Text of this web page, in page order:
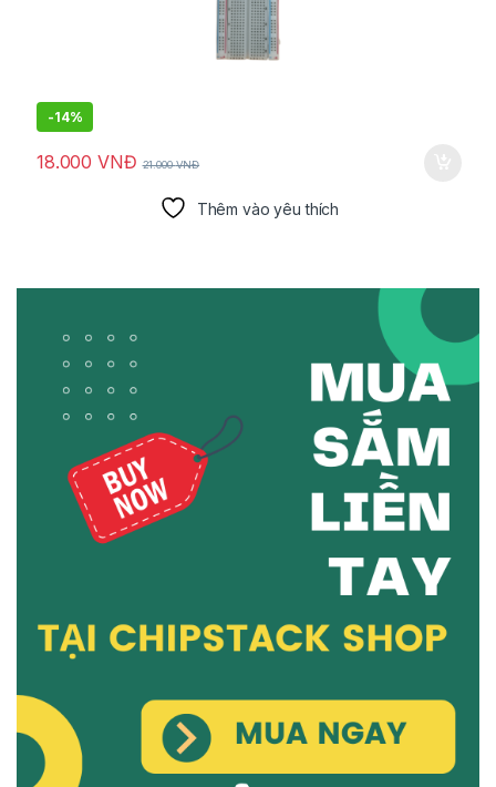
-14%
18.000VNĐ 21.000VNĐ
Thêm vào yêu thích